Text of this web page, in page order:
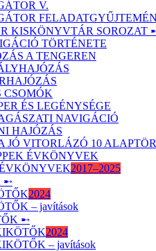
V.
KISKÖNYVTÁR SOROZAT
TÖRTÉNETE
A TENGEREN
CSOMÓK
ÉS LEGÉNYSÉGE
NAVIGÁCIÓ
HAJÓZÁS
JÓ VITORLÁZÓ 10
ÉVKÖNYVEK
2017–2025
➸
2024
– javítások
➸
2024
– javítások